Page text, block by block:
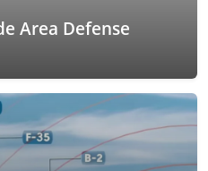
Area Defense